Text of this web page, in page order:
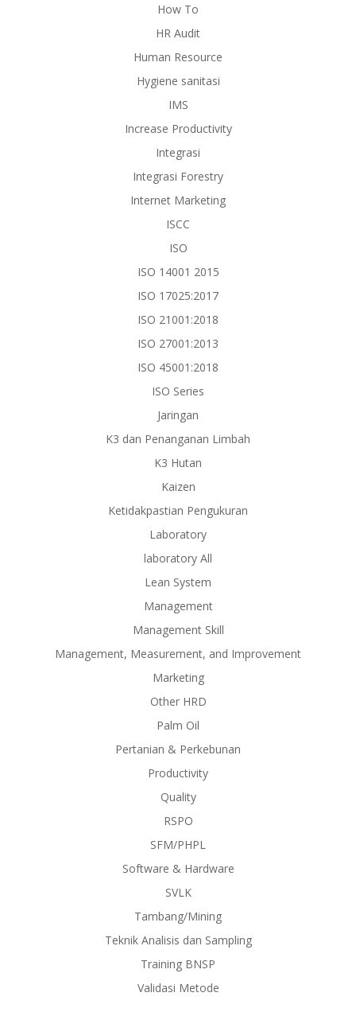
How To
HR Audit
Human Resource
Hygiene sanitasi
IMS
Increase Productivity
Integrasi
Integrasi Forestry
Internet Marketing
ISCC
ISO
ISO 14001 2015
ISO 17025:2017
ISO 21001:2018
ISO 27001:2013
ISO 45001:2018
ISO Series
Jaringan
K3 dan Penanganan Limbah
K3 Hutan
Kaizen
Ketidakpastian Pengukuran
Laboratory
laboratory All
Lean System
Management
Management Skill
Management, Measurement, and Improvement
Marketing
Other HRD
Palm Oil
Pertanian & Perkebunan
Productivity
Quality
RSPO
SFM/PHPL
Software & Hardware
SVLK
Tambang/Mining
Teknik Analisis dan Sampling
Training BNSP
Validasi Metode